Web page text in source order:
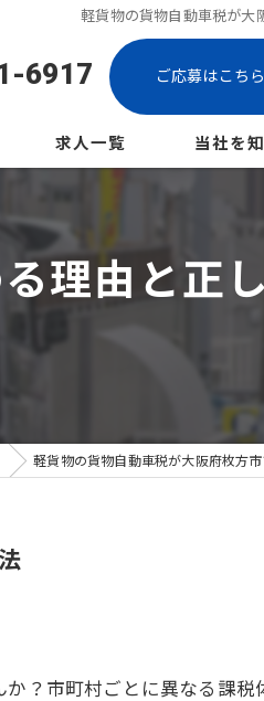
軽貨物の貨物自動車税が大
6917 ご応募はこちら
求人一覧 当社を
未経験
理由と正
軽貨物の貨物自動車税が大阪府枚方
？市町村ごとに異なる課税